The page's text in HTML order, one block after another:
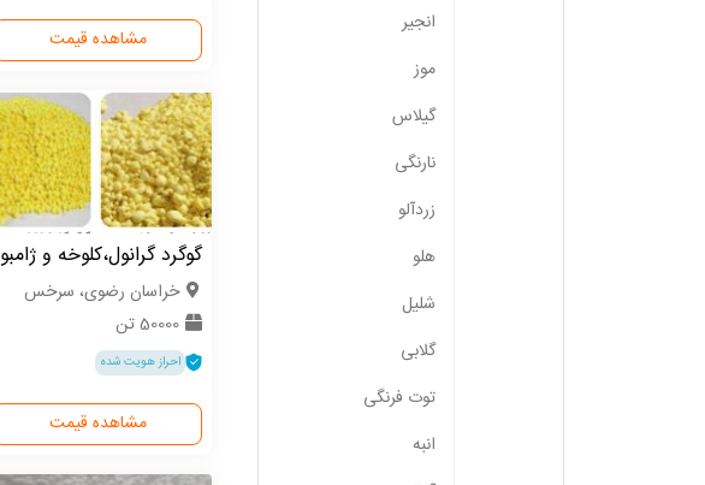
مشاهده قیمت
گوگرد گرانول،کلوخه و ژامبو
خراسان رضوی، سرخس
50000 تن
احراز هویت شده
مشاهده قیمت
انجیر
موز
گیلاس
نارنگی
زردآلو
هلو
شلیل
گلابی
توت فرنگی
انبه